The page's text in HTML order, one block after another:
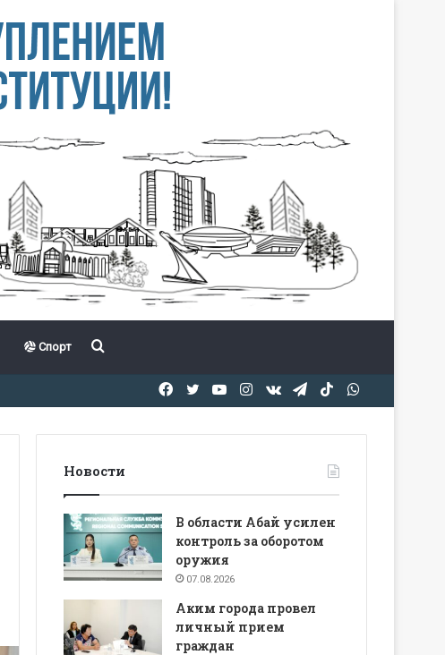
Спорт Іздеу
TikTok
Telegram
vk.com
Instagram
YouTube
Twitter
Facebook
Новости
В области Абай усилен
контроль за оборотом
оружия
07.08.2026
Аким города провел
личный прием
граждан